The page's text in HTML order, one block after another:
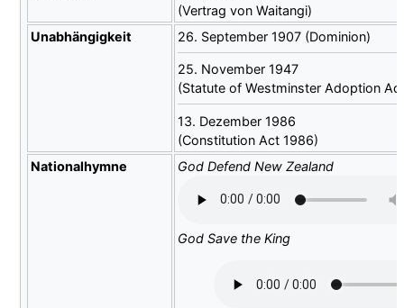
(Vertrag von Waitangi)
Unabhängigkeit
26. September 1907 (Dominion)
25. November 1947
(Statute of Westminster Adoption
13. Dezember 1986
(Constitution Act 1986)
Nationalhymne God Defend New Zealand
God Save the King